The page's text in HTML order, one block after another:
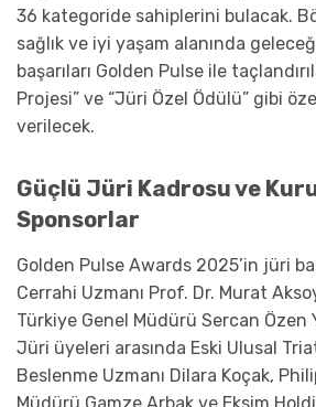
36 kategoride sahiplerini bulacak.
sağlık ve iyi yaşam alanında
başarıları Golden Pulse ile
Projesi” ve “Jüri Özel Ödülü” gibi
verilecek.
Güçlü Jüri Kadrosu ve
Sponsorlar
Golden Pulse Awards 2025’in jüri
Cerrahi Uzmanı Prof. Dr. Murat
Türkiye Genel Müdürü Sercan Özen
Jüri üyeleri arasında Eski Ulusal
Beslenme Uzmanı Dilara Koçak,